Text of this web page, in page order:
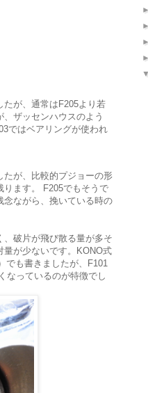
が、通常はF205より若
ザッセンハウスのよう
ではベアリングが使われ
が、比較的プジョーの形
ります。 F205でもそうで
念ながら、挽いている時の
破片が飛び散る量が多そ
量が少ないです。KONO式
でも書きましたが、F101
なっているのが特徴でし